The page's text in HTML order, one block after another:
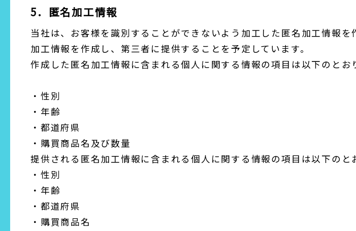
5．匿名加工情報
当社は、お客様を識別することができないよう加工した匿名加工情報
加工情報を作成し、第三者に提供することを予定しています。
作成した匿名加工情報に含まれる個人に関する情報の項目は以下のとお
・性別
・年齢
・都道府県
・購買商品名及び数量
提供される匿名加工情報に含まれる個人に関する情報の項目は以下のと
・性別
・年齢
・都道府県
・購買商品名